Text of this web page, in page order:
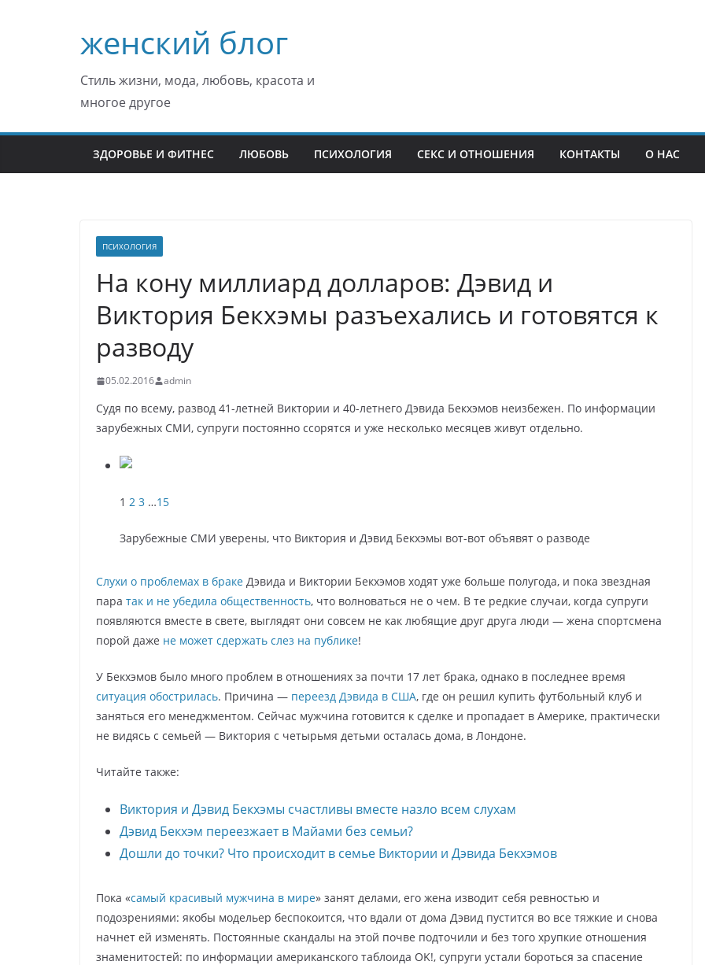
содержимомуженский блог
Стиль жизни, мода, любовь, красота и
многое другое
ЗДОРОВЬЕ И ФИТНЕС ЛЮБОВЬ ПСИХОЛОГИЯ СЕКС И ОТНОШЕНИЯ КОНТАКТЫ О НАС
ПСИХОЛОГИЯ
На кону миллиард долларов: Дэвид и
Виктория Бекхэмы разъехались и готовятся к
разводу
05.02.2016 admin
Судя по всему, развод 41-летней Виктории и 40-летнего Дэвида Бекхэмов неизбежен. По информации
зарубежных СМИ, супруги постоянно ссорятся и уже несколько месяцев живут отдельно.
1 2 3 …15
Зарубежные СМИ уверены, что Виктория и Дэвид Бекхэмы вот-вот объявят о разводе
Слухи о проблемах в браке Дэвида и Виктории Бекхэмов ходят уже больше полугода, и пока звездная
пара так и не убедила общественность, что волноваться не о чем. В те редкие случаи, когда супруги
появляются вместе в свете, выглядят они совсем не как любящие друг друга люди — жена спортсмена
порой даже не может сдержать слез на публике!
У Бекхэмов было много проблем в отношениях за почти 17 лет брака, однако в последнее время
ситуация обострилась. Причина — переезд Дэвида в США, где он решил купить футбольный клуб и
заняться его менеджментом. Сейчас мужчина готовится к сделке и пропадает в Америке, практически
не видясь с семьей — Виктория с четырьмя детьми осталась дома, в Лондоне.
Читайте также:
Виктория и Дэвид Бекхэмы счастливы вместе назло всем слухам
Дэвид Бекхэм переезжает в Майами без семьи?
Дошли до точки? Что происходит в семье Виктории и Дэвида Бекхэмов
Пока «самый красивый мужчина в мире» занят делами, его жена изводит себя ревностью и
подозрениями: якобы модельер беспокоится, что вдали от дома Дэвид пустится во все тяжкие и снова
начнет ей изменять. Постоянные скандалы на этой почве подточили и без того хрупкие отношения
знаменитостей: по информации американского таблоида OK!, супруги устали бороться за спасение